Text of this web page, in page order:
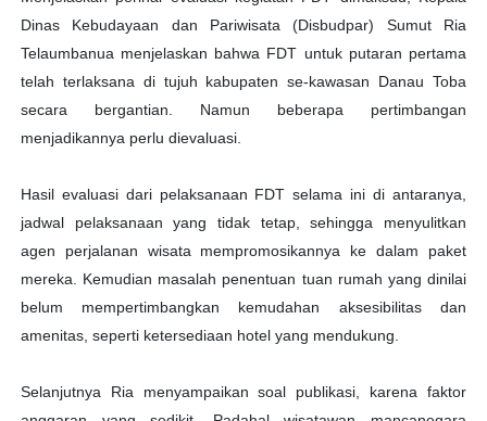
Dinas Kebudayaan dan Pariwisata (Disbudpar) Sumut Ria
Telaumbanua menjelaskan bahwa FDT untuk putaran pertama
telah terlaksana di tujuh kabupaten se-kawasan Danau Toba
secara bergantian. Namun beberapa pertimbangan
menjadikannya perlu dievaluasi.
Hasil evaluasi dari pelaksanaan FDT selama ini di antaranya,
jadwal pelaksanaan yang tidak tetap, sehingga menyulitkan
agen perjalanan wisata mempromosikannya ke dalam paket
mereka. Kemudian masalah penentuan tuan rumah yang dinilai
belum mempertimbangkan kemudahan aksesibilitas dan
amenitas, seperti ketersediaan hotel yang mendukung.
Selanjutnya Ria menyampaikan soal publikasi, karena faktor